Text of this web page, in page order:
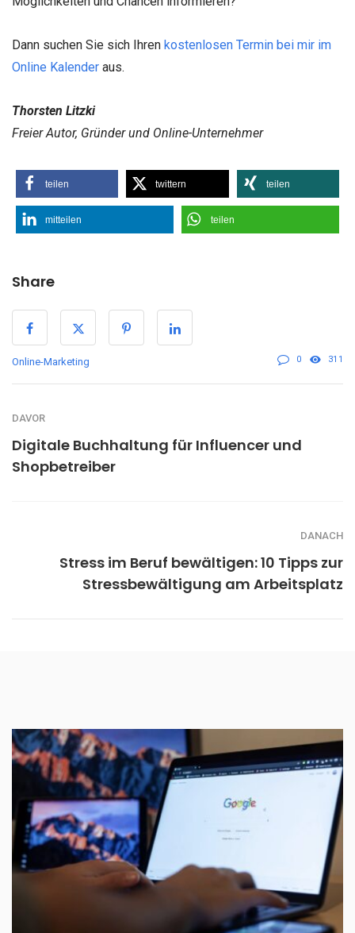
Dann suchen Sie sich Ihren kostenlosen Termin bei mir im
Online Kalender aus.
Thorsten Litzki
Freier Autor, Gründer und Online-Unternehmer
teilen twittern teilen
mitteilen teilen
Share
Online-Marketing 0 311
DAVOR
Digitale Buchhaltung für Influencer und
Shopbetreiber
DANACH
Stress im Beruf bewältigen: 10 Tipps zur
Stressbewältigung am Arbeitsplatz